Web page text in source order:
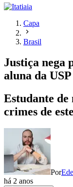
Capa
Brasil
Justiça nega
aluna da
Estudante
crimes de
Por
há 2 anos